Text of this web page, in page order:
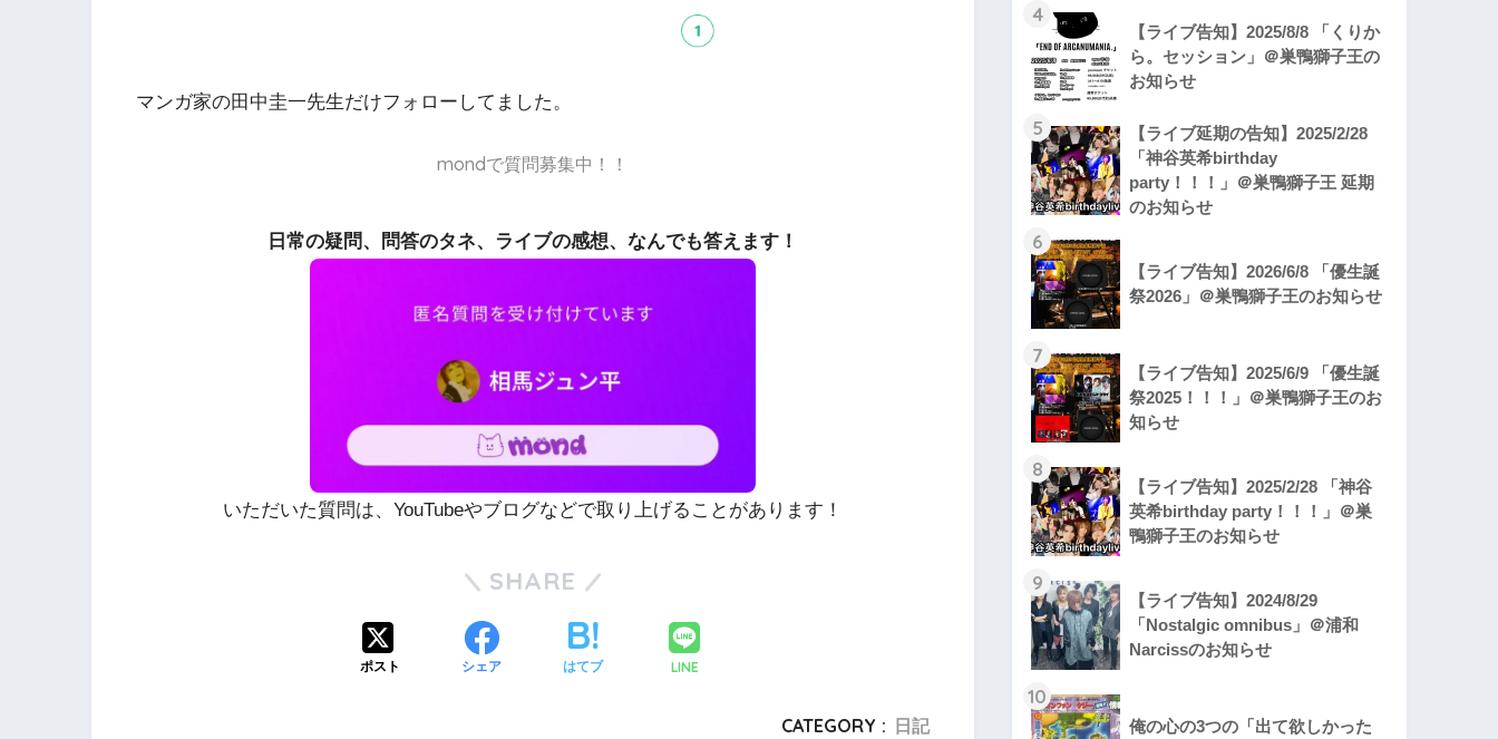
マンガ家の田中圭一先生だけフォローしてました。
mondで質問募集中！！
日常の疑問、問答のタネ、ライブの感想、なんでも答えます！
いただいた質問は、YouTubeやブログなどで取り上げることがあります！
SHARE
ポスト シェア はてブ LINE
CATEGORY : 日記
4
【ライブ告知】2025/8/8 「くりか
ら。セッション」＠巣鴨獅子王の
お知らせ
5
【ライブ延期の告知】2025/2/28
「神谷英希birthday
party！！！」＠巣鴨獅子王 延期
のお知らせ
6
【ライブ告知】2026/6/8 「優生誕
祭2026」＠巣鴨獅子王のお知らせ
7
【ライブ告知】2025/6/9 「優生誕
祭2025！！！」＠巣鴨獅子王のお
知らせ
8
【ライブ告知】2025/2/28 「神谷
英希birthday party！！！」＠巣
鴨獅子王のお知らせ
9
【ライブ告知】2024/8/29
「Nostalgic omnibus」＠浦和
Narcissのお知らせ
10
俺の心の3つの「出て欲しかった